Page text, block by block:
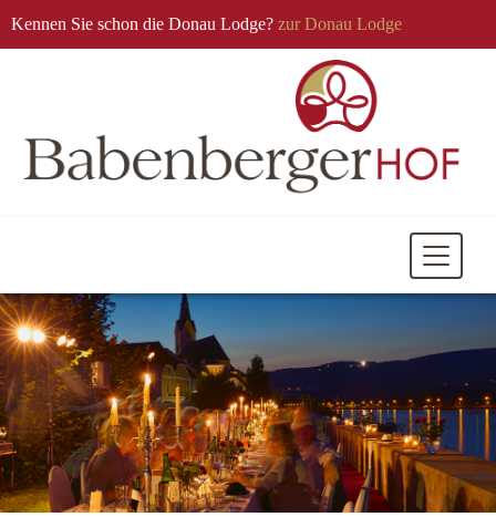
Kennen Sie schon die Donau Lodge? zur Donau Lodge
Mobile